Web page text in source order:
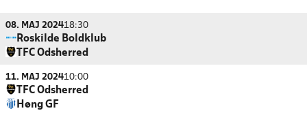
08. MAJ 202418:30
Roskilde Boldklub
TFC Odsherred
11. MAJ 202410:00
TFC Odsherred
Høng GF